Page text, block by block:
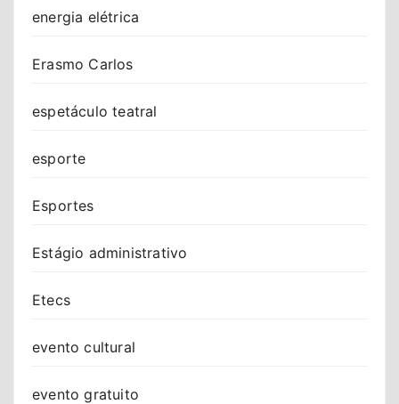
energia elétrica
Erasmo Carlos
espetáculo teatral
esporte
Esportes
Estágio administrativo
Etecs
evento cultural
evento gratuito